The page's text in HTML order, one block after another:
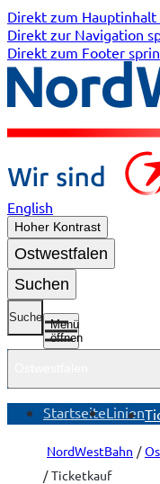
Direkt zum Hauptinhalt
Direkt zur Navigation
Direkt zum Footer
English
Hoher Kontrast
Ostwestfalen
Suchen
Suche
Menü
öffnen
StartseiteLinien
NordWestBahn
Ticketkauf